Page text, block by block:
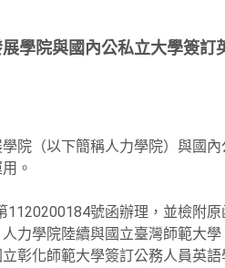
學院與國內公私立大學簽
院（以下簡稱人力學院）與國
。
號函辦理，並檢附原
力學院陸續與國立臺灣師範大
彰化師範大學簽訂公務人員英